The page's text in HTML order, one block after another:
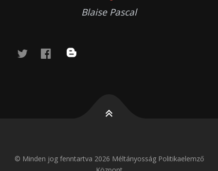
Blaise Pascal
twitterfacebook
blog
© Minden jog fenntartva 2026 Méltányosság Politikaelemző